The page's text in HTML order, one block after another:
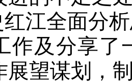
江全面分
作及分享
望谋划
，